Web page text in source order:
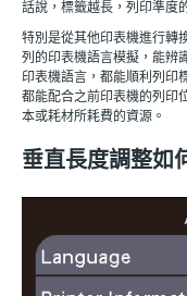
話說，標籤越長，列印準度
特別是從其他印表機進行轉
列的印表機語言模擬，能辨
印表機語言，都能順利列印
都能配合之前印表機的列印
本或耗材所耗費的資源。
垂直長度調整如